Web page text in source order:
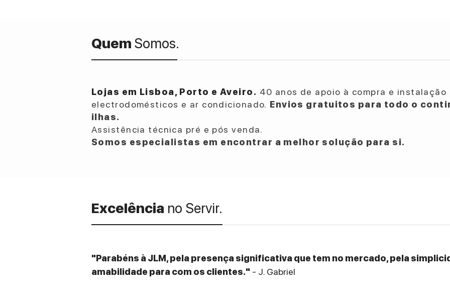
Quem Somos.
Lojas em Lisboa, Porto e Aveiro. 40 anos de apoio à compra e instalação
electrodomésticos e ar condicionado. Envios gratuitos para todo o
ilhas.
Assistência técnica pré e pós venda.
Somos especialistas em encontrar a melhor solução para si.
Excelência no Servir.
"Parabéns à JLM, pela presença significativa que tem no mercado, pela
amabilidade para com os clientes." - J. Gabriel